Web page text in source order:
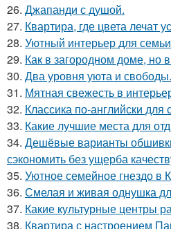
26. Джапанди с душой.
27. Квартира, где цвета лечат
28. Уютный интерьер для
29. Как в загородном доме, но
30. Два уровня уюта и свободы.
31. Мятная свежесть в
32. Классика по-английски для
33. Какие лучшие места для
34. Дешёвые варианты
сэкономить без ущерба
35. Уютное семейное гнездо в
36. Смелая и живая однушка
37. Какие культурные центры
38. Квартира с настроением